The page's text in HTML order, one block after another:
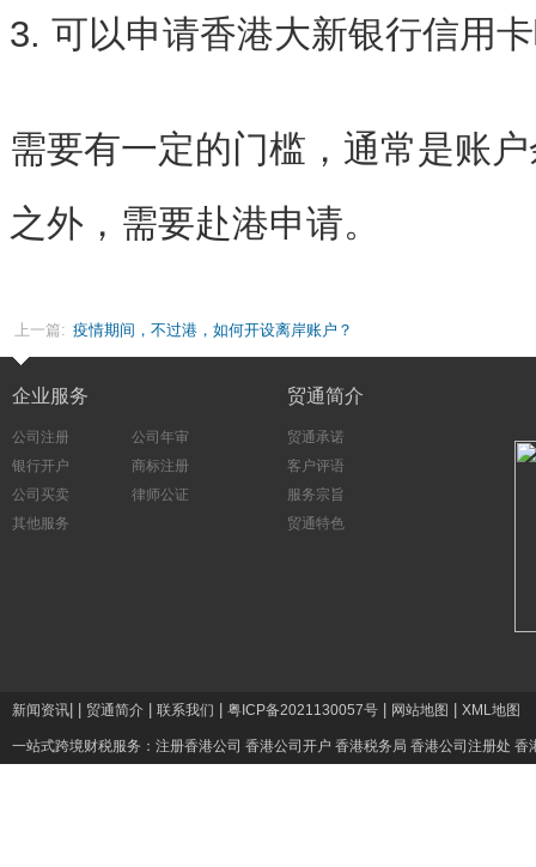
3. 可以申请香港大新银行信用
需要有一定的门槛，通常是账
之外，需要赴港申请。
上一篇: 疫情期间，不过港，如何开设离岸账户？
企业服务
公司注册
公司年审
银行开户
商标注册
公司买卖
律师公证
其他服务
贸通简介
贸通承诺
客户评语
服务宗旨
贸通特色
新闻资讯 贸通简介 联系我们 粤ICP备2021130057号 网站地图 XML地图
一站式跨境财税服务： 注册香港公司 香港公司开户 香港税务局 香港公司注册处 香